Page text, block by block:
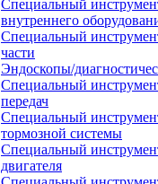
Специальный
внутреннего
Специальный
части
Эндоскопы/
Специальный
передач
Специальный
тормозной системы
Специальный
двигателя